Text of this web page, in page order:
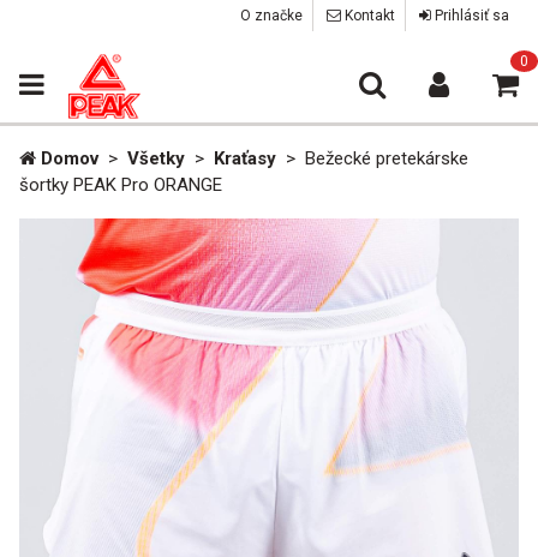
O značke Kontakt Prihlásiť sa
0
Domov > Všetky > Kraťasy > Bežecké pretekárske
šortky PEAK Pro ORANGE